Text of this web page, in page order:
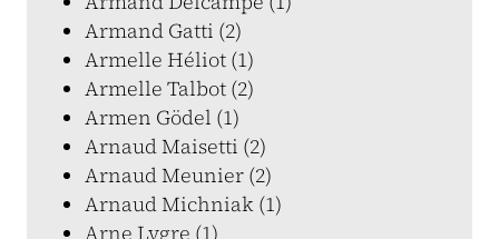
Armand Gatti (2)
Armelle Héliot (1)
Armelle Talbot (2)
Armen Gödel (1)
Arnaud Maisetti (2)
Arnaud Meunier (2)
Arnaud Michniak (1)
Arne Lygre (1)